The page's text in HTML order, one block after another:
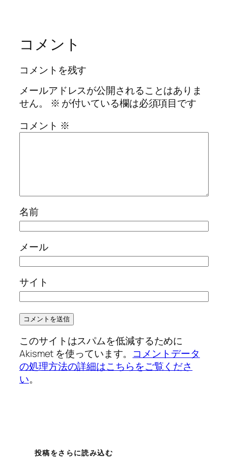
コメント
コメントを残す
メールアドレスが公開されることはありま
せん。
※ が付いている欄は必須項目です
コメント ※
名前
メール
サイト
このサイトはスパムを低減するために
Akismet を使っています。 コメントデータ
の処理方法の詳細はこちらをご覧くださ
い。
投稿をさらに読み込む